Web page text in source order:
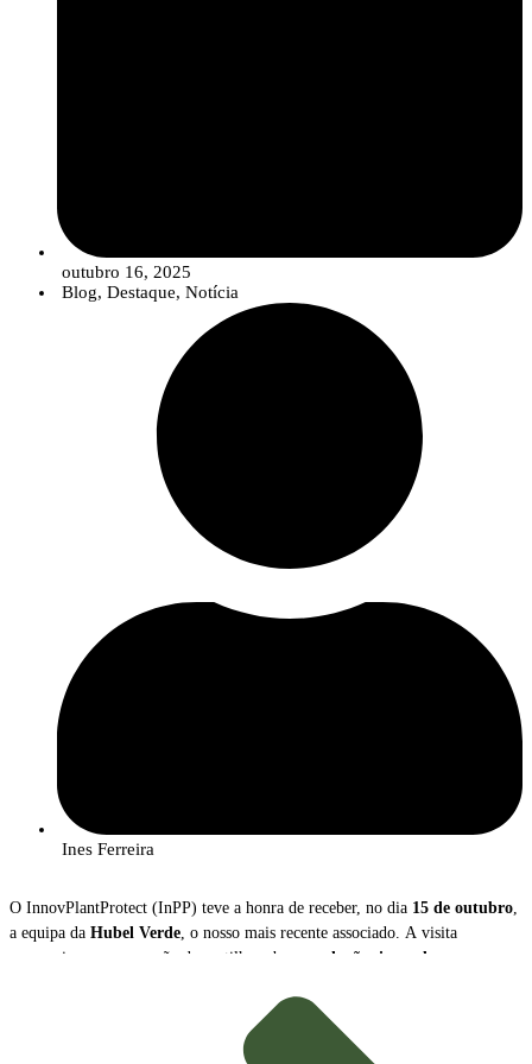
outubro 16, 2025
Blog, Destaque, Notícia
Ines Ferreira
O InnovPlantProtect (InPP) teve a honra de receber, no dia 15 de outubro,
a equipa da Hubel Verde, o nosso mais recente associado. A visita
proporcionou uma sessão de partilha sobre as
soluções inovadoras
, Diretor Executivo da Hubel Verde, e